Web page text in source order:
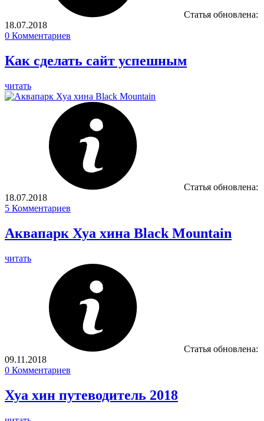
Статья обновлена:
18.07.2018
0 Комментариев
Как сделать сайт успешным
читать
Статья обновлена:
18.07.2018
5 Комментариев
Аквапарк Хуа хина Black Mountain
читать
Статья обновлена:
09.11.2018
0 Комментариев
Хуа хин путеводитель 2018